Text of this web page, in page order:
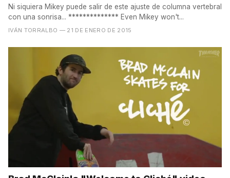
Ni siquiera Mikey puede salir de este ajuste de columna vertebral
con una sonrisa... ************** Even Mikey won't...
IVÁN TORRALBO — 21 DE ENERO DE 2015